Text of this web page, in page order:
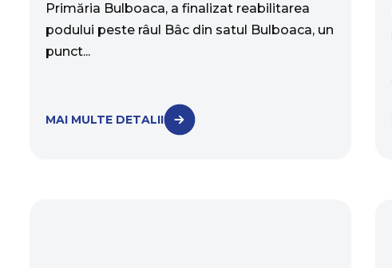
Primăria Bulboaca, a finalizat reabilitarea
podului peste râul Bâc din satul Bulboaca, un
punct...
MAI MULTE DETALII